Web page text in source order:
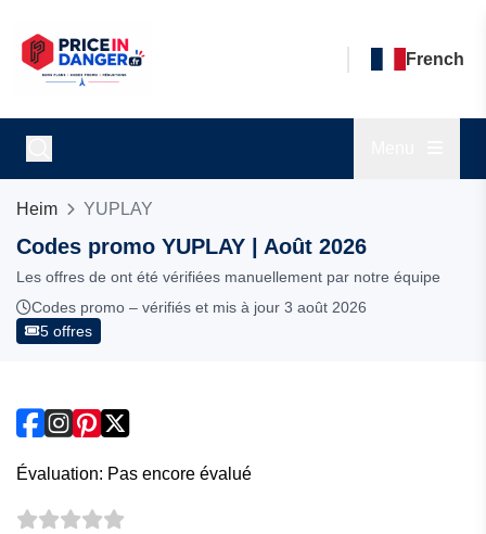
French
Heim YUPLAY
Codes promo YUPLAY | Août 2026
Les offres de ont été vérifiées manuellement par notre équipe
Codes promo – vérifiés et mis à jour 3 août 2026
5 offres
Évaluation: Pas encore évalué